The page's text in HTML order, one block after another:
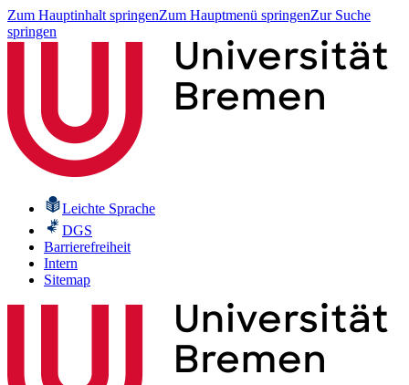
Zum Hauptinhalt springenZum Hauptmenü springenZur Suche
springen
Leichte Sprache
DGS
Barrierefreiheit
Intern
Sitemap